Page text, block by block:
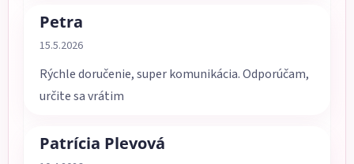
Petra
Hodnotenie obchodu je 5 z 5 hviezdičiek.
15.5.2026
Rýchle doručenie, super komunikácia. Odporúčam,
určite sa vrátim
Patrícia Plevová